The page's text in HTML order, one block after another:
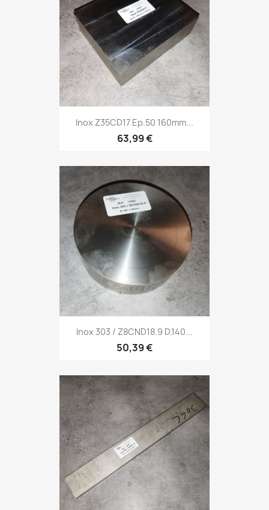
Inox Z35CD17 Ep.50 160mm...
63,99 €
Inox 303 / Z8CND18.9 D.140...
50,39 €